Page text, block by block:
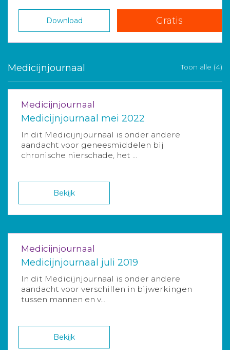
Download Gratis
Medicijnjournaal Toon alle (4)
Medicijnjournaal
Medicijnjournaal mei 2022
In dit Medicijnjournaal is onder andere
aandacht voor geneesmiddelen bij
chronische nierschade, het ...
Bekijk
Medicijnjournaal
Medicijnjournaal juli 2019
In dit Medicijnjournaal is onder andere
aandacht voor verschillen in bijwerkingen
tussen mannen en v...
Bekijk